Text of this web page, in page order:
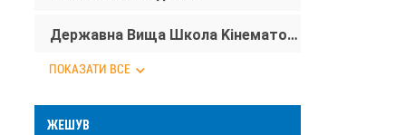
Державна Вища Школа Kінематографії, Tелебачення та Tеатру ім. Леона Шіллера
ПОКАЗАТИ ВСЕ
ЖЕШУВ